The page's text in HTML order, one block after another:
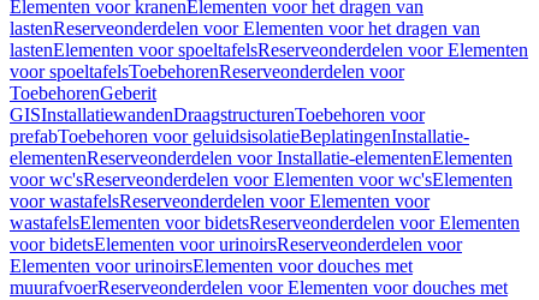
Elementen voor kranenElementen voor het dragen van
lastenReserveonderdelen voor Elementen voor het dragen van
lastenElementen voor spoeltafelsReserveonderdelen voor Elementen
voor spoeltafelsToebehorenReserveonderdelen voor
ToebehorenGeberit
GISInstallatiewandenDraagstructurenToebehoren voor
prefabToebehoren voor geluidsisolatieBeplatingenInstallatie-
elementenReserveonderdelen voor Installatie-elementenElementen
voor wc'sReserveonderdelen voor Elementen voor wc'sElementen
voor wastafelsReserveonderdelen voor Elementen voor
wastafelsElementen voor bidetsReserveonderdelen voor Elementen
voor bidetsElementen voor urinoirsReserveonderdelen voor
Elementen voor urinoirsElementen voor douches met
muurafvoerReserveonderdelen voor Elementen voor douches met